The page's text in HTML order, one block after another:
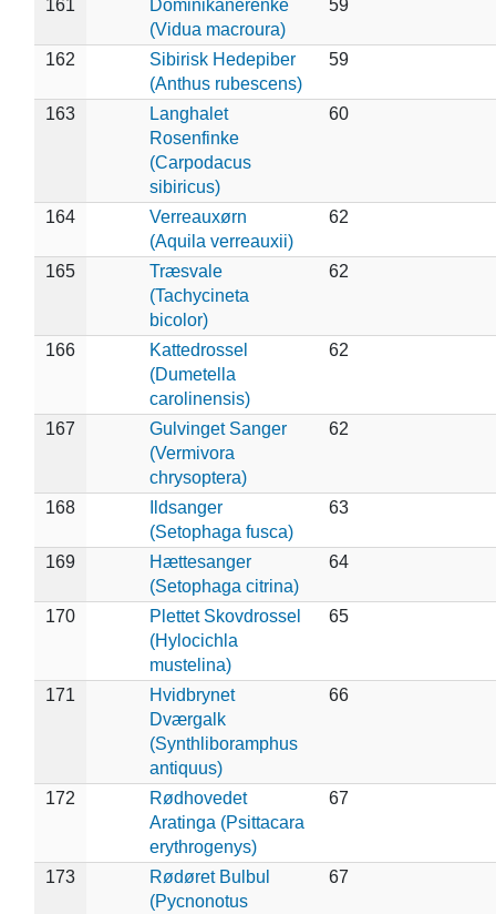
161
Dominikanerenke
(Vidua macroura)
59
162
Sibirisk Hedepiber
(Anthus rubescens)
59
163
Langhalet
Rosenfinke
(Carpodacus
sibiricus)
60
164
Verreauxørn
(Aquila verreauxii)
62
165
Træsvale
(Tachycineta
bicolor)
62
166
Kattedrossel
(Dumetella
carolinensis)
62
167
Gulvinget Sanger
(Vermivora
chrysoptera)
62
168
Ildsanger
(Setophaga fusca)
63
169
Hættesanger
(Setophaga citrina)
64
170
Plettet Skovdrossel
(Hylocichla
mustelina)
65
171
Hvidbrynet
Dværgalk
(Synthliboramphus
antiquus)
66
172
Rødhovedet
Aratinga (Psittacara
erythrogenys)
67
173
Rødøret Bulbul
(Pycnonotus
67